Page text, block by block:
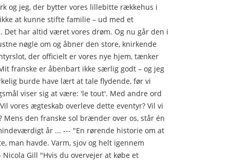
og jeg, der bytter vores lillebitte rækkehus i
at kunne stifte familie – ud med et
har altid været vores drøm. Og nu går den i
nøgle om og åbner den store, knirkende
der officielt er vores nye hjem, tænker
franske er åbenbart ikke særlig godt – og jeg
burde have lært at tale flydende, før vi
viser sig at være: 'le tout'. Med andre ord
vores ægteskab overleve dette eventyr? Vil vi
den franske sol brænder over os, står én
år ... --- "En rørende historie om at
man havde. Varm, sjov og helt igennem
Gill "Hvis du overvejer at købe et